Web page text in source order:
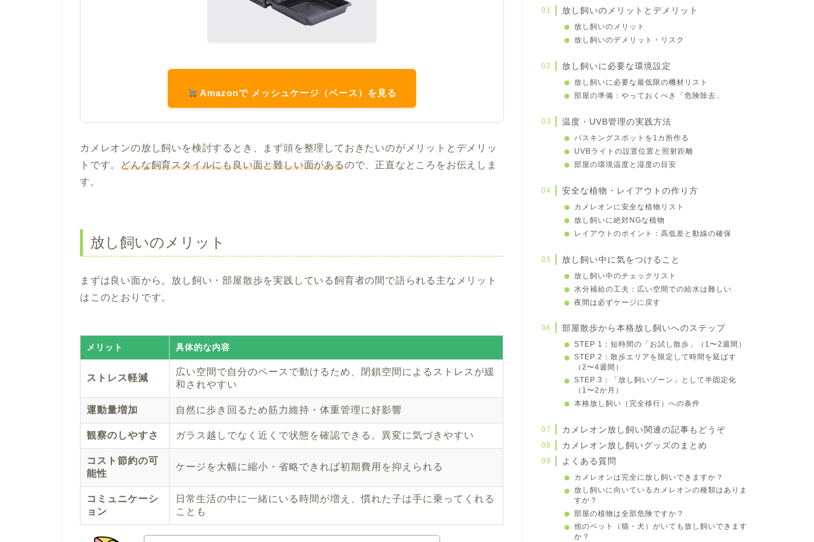
Amazonで メッシュケージ（ベース）を見る
カメレオンの放し飼いを検討するとき、まず頭を整理しておきたいのがメリットとデメリッ
トです。どんな飼育スタイルにも良い面と難しい面があるので、正直なところをお伝えしま
す。
放し飼いのメリット
まずは良い面から。放し飼い・部屋散歩を実践している飼育者の間で語られる主なメリット
はこのとおりです。
メリット 具体的な内容
ストレス軽減
広い空間で自分のペースで動けるため、閉鎖空間によるストレスが緩
和されやすい
運動量増加 自然に歩き回るため筋力維持・体重管理に好影響
観察のしやすさ ガラス越しでなく近くで状態を確認できる。異変に気づきやすい
コスト節約の可
能性
ケージを大幅に縮小・省略できれば初期費用を抑えられる
コミュニケーシ
ョン
日常生活の中に一緒にいる時間が増え、慣れた子は手に乗ってくれる
ことも
放し飼いのメリットとデメリット
放し飼いのメリット
放し飼いのデメリット・リスク
放し飼いに必要な環境設定
放し飼いに必要な最低限の機材リスト
部屋の準備：やっておくべき「危険除去」
温度・UVB管理の実践方法
バスキングスポットを1カ所作る
UVBライトの設置位置と照射距離
部屋の環境温度と湿度の目安
安全な植物・レイアウトの作り方
カメレオンに安全な植物リスト
放し飼いに絶対NGな植物
レイアウトのポイント：高低差と動線の確保
放し飼い中に気をつけること
放し飼い中のチェックリスト
水分補給の工夫：広い空間での給水は難しい
夜間は必ずケージに戻す
部屋散歩から本格放し飼いへのステップ
STEP 1：短時間の「お試し散歩」（1〜2週間）
STEP 2：散歩エリアを限定して時間を延ばす
（2〜4週間）
STEP 3：「放し飼いゾーン」として半固定化
（1〜2か月）
本格放し飼い（完全移行）への条件
カメレオン放し飼い関連の記事もどうぞ
カメレオン放し飼いグッズのまとめ
よくある質問
カメレオンは完全に放し飼いできますか？
放し飼いに向いているカメレオンの種類はありま
すか？
部屋の植物は全部危険ですか？
他のペット（猫・犬）がいても放し飼いできます
か？